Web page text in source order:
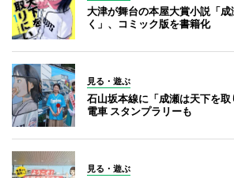
大津が舞台の本屋大賞小説「
く」、コミック版を書籍化
見る・遊ぶ
石山坂本線に「成瀬は天下を
電車 スタンプラリーも
見る・遊ぶ